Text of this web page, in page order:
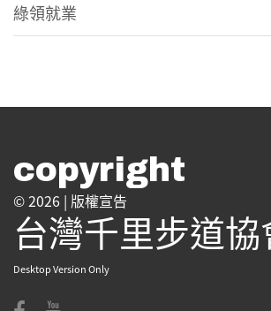
綠領就業
copyright
© 2026 | 版權宣告
台灣千里步道協
Desktop Version Only